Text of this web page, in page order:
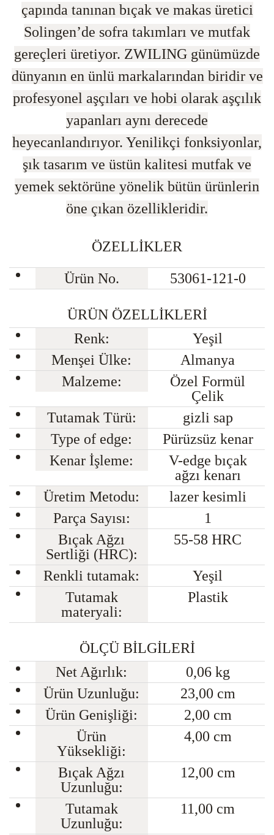
çapında tanınan bıçak ve makas üretici
Solingen’de sofra takımları ve mutfak
gereçleri üretiyor. ZWILING günümüzde
dünyanın en ünlü markalarından biridir ve
profesyonel aşçıları ve hobi olarak aşçılık
yapanları aynı derecede
heyecanlandırıyor. Yenilikçi fonksiyonlar,
şık tasarım ve üstün kalitesi mutfak ve
yemek sektörüne yönelik bütün ürünlerin
öne çıkan özellikleridir.
ÖZELLİKLER
Ürün No.
53061-121-0
ÜRÜN ÖZELLİKLERİ
Renk:
Yeşil
Menşei Ülke:
Almanya
Malzeme:
Özel Formül
Çelik
Tutamak Türü:
gizli sap
Type of edge:
Pürüzsüz kenar
Kenar İşleme:
V-edge bıçak
ağzı kenarı
Üretim Metodu:
lazer kesimli
Parça Sayısı:
1
Bıçak Ağzı
Sertliği (HRC):
55-58 HRC
Renkli tutamak:
Yeşil
Tutamak
materyali:
Plastik
ÖLÇÜ BİLGİLERİ
Net Ağırlık:
0,06 kg
Ürün Uzunluğu:
23,00 cm
Ürün Genişliği:
2,00 cm
Ürün
Yüksekliği:
4,00 cm
Bıçak Ağzı
Uzunluğu:
12,00 cm
Tutamak
Uzunluğu:
11,00 cm